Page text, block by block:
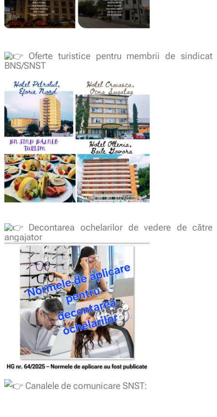
Oferte turistice pentru membrii de sindicat
BNS/SNST
Decontarea ochelarilor de vedere de către
angajator
Canalele de comunicare SNST: